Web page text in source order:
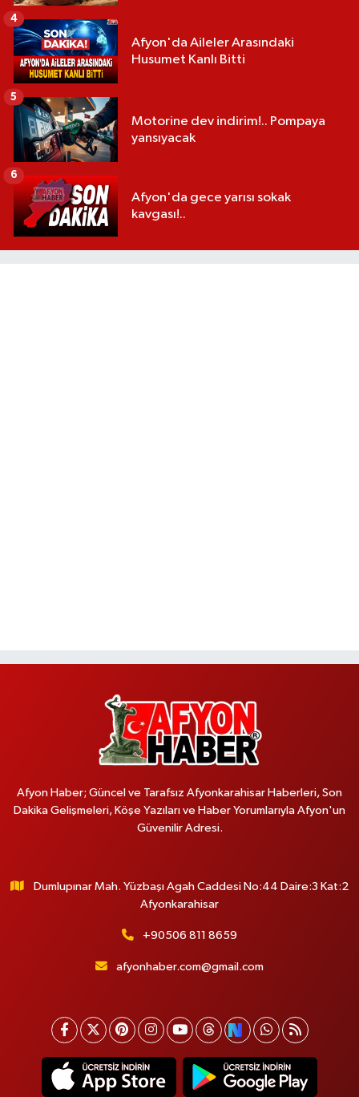
Afyon'da Aileler Arasındaki
Husumet Kanlı Bitti
4
Motorine dev indirim!.. Pompaya
yansıyacak
5
Afyon'da gece yarısı sokak
kavgası!..
6
Afyon Haber; Güncel ve Tarafsız Afyonkarahisar Haberleri, Son
Dakika Gelişmeleri, Köşe Yazıları ve Haber Yorumlarıyla Afyon'un
Güvenilir Adresi.
Dumlupınar Mah. Yüzbaşı Agah Caddesi No:44 Daire:3 Kat:2
Afyonkarahisar
+90506 811 8659
afyonhaber.com@gmail.com